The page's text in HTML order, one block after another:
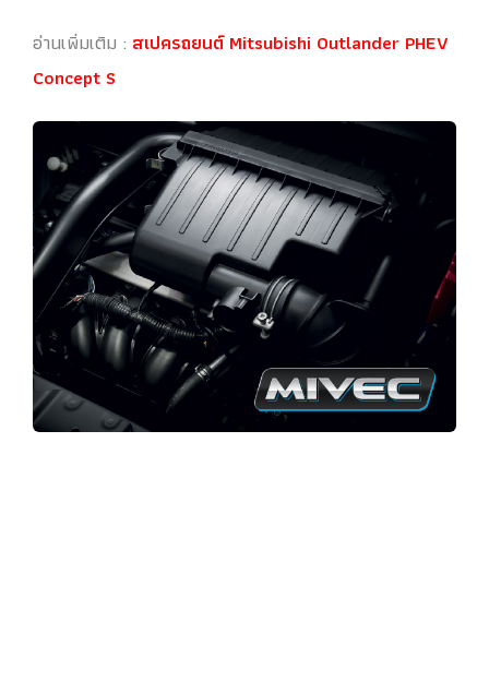
อ่านเพิ่มเติม : สเปครถยนต์ Mitsubishi Outlander PHEV
Concept S